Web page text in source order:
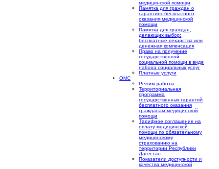
медицинской помощи
Памятка для граждан о
гарантиях бесплатного
оказания медицинской
помощи
Памятка для граждан,
делающих выбор:
бесплатные лекарства или
денежная компенсация
Право на получение
государственной
социальной помощи в виде
набора социальных услуг
Платные услуги
ОМС
Режим работы
Территориальная
программа
государственных гарантий
бесплатного оказания
гражданам медицинской
помощи
Тарифное соглашение на
оплату медицинской
помощи по обязательному
медицинскому
страхованию на
территории Республики
Дагестан
Показатели доступности и
качества медицинской